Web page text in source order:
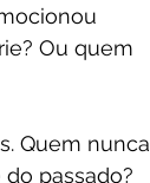
Ou quem
Quem nunca
passado?